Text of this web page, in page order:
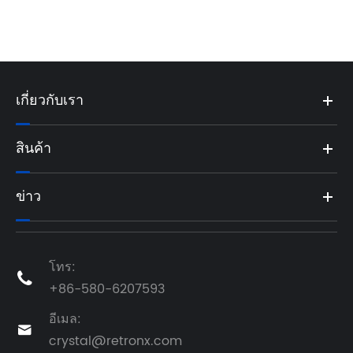
เกี่ยวกับเรา
สินค้า
ข่าว

โทร:
+86-580-6207593

อีเมล:
crystal@retronx.com